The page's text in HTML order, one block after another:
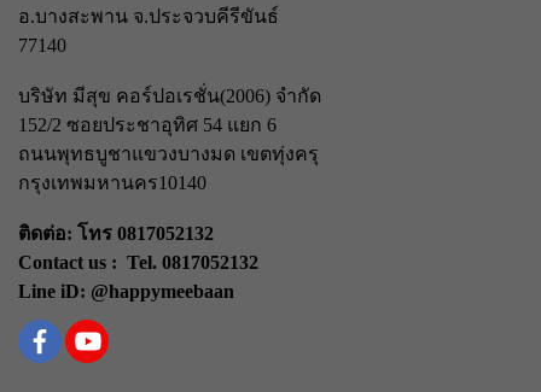
อ.บางสะพาน จ.ประจวบคีรีขันธ์
77140
บริษัท มีสุข คอร์ปอเรชั่น(2006) จำกัด
152/2 ซอยประชาอุทิศ 54 แยก 6
ถนนพุทธบูชาแขวงบางมด เขตทุ่งครุ
กรุงเทพมหานคร10140
ติดต่อ: โทร 0817052132
Contact us : Tel. 0817052132
Line iD: @happymeebaan